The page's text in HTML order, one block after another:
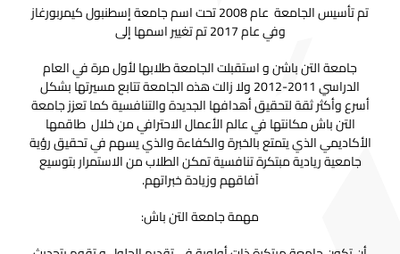
تم تأسيس الجامعة عام 2008 تحت اسم جامعة إسطنبول كيمربورغاز
وفي عام 2017 تم تغيير اسمها إلى
جامعة التن باشن و استقبلت الجامعة طلابها لأول مرة في العام
الدراسي 2011-2012 ولا زالت هذه الجامعة تتابع مسيرتها بشكل
أسرع وأكثر ثقة لتحقيق أهدافها الجديدة والتنافسية كما تعزز جامعة
التن باش مكانتها في عالم الأعمال الاحترافي من خلال طاقمها
الأكاديمي الذي يتمتع بالخبرة والكفاءة والذي يسهم في تحقيق رؤية
جامعية ريادية مبتكرة تنافسية تمكن الطلاب من الاستمرار بتوسيع
آفاقهم وزيادة خبراتهم.
مهمة جامعة التن باش: